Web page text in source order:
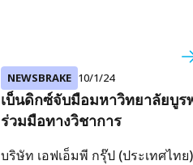
NEWSBRAKE 10/1/24
เบ็นดิกซ์จับมือมหาวิทยาลัยบูร
ร่วมมือทางวิชาการ
บริษัท เอฟเอ็มพี กรุ๊ป (ประเทศไท